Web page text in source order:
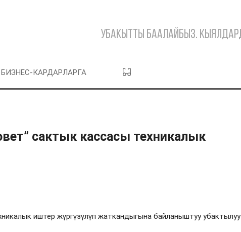
Убакытты баалайбыз.
БИЗНЕС-КАРДАРЛАРГА
сактык кассасы техникалык
иштер жүргүзүлүп жаткандыгына байланыштуу убактылуу